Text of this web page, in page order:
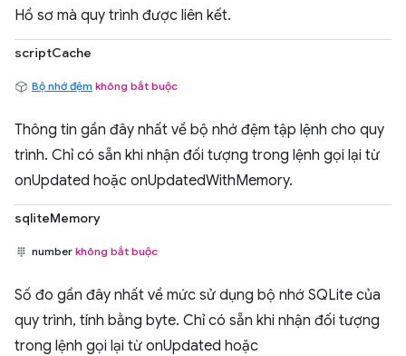
Hồ sơ mà quy trình được liên kết.
scriptCache
Bộ nhớ đệm không bắt buộc
Thông tin gần đây nhất về bộ nhớ đệm tập lệnh cho quy
trình. Chỉ có sẵn khi nhận đối tượng trong lệnh gọi lại từ
onUpdated hoặc onUpdatedWithMemory.
sqliteMemory
number không bắt buộc
Số đo gần đây nhất về mức sử dụng bộ nhớ SQLite của
quy trình, tính bằng byte. Chỉ có sẵn khi nhận đối tượng
trong lệnh gọi lại từ onUpdated hoặc